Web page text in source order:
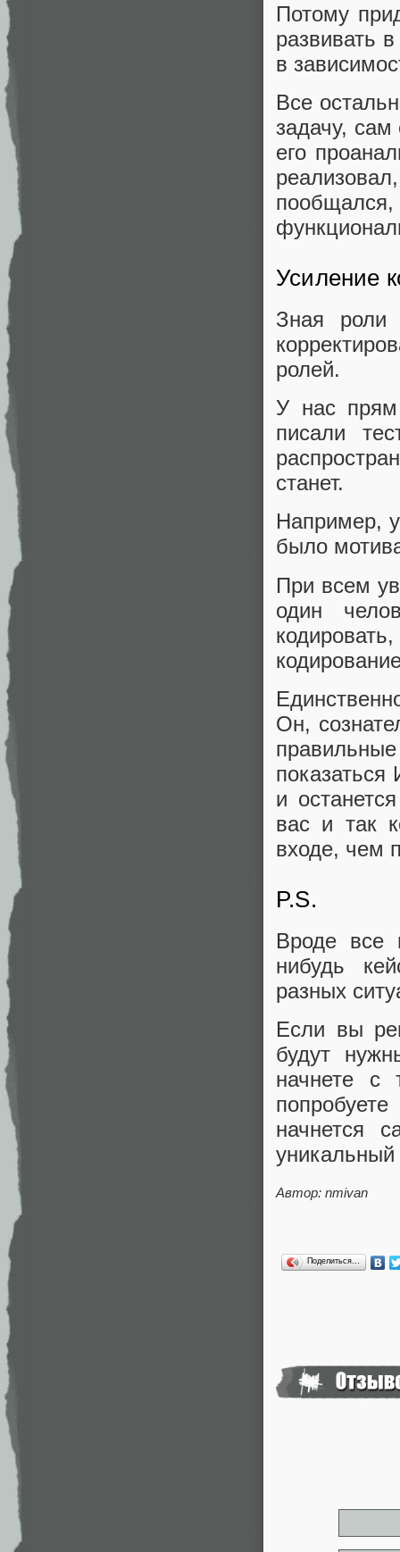
Потому
развивать
в
Все
задачу,
его
Усиление
Зная роли
ролей.
У нас
писали
станет.
Например,
было
При всем
один
Он,
правильные
и
вас и так
входе, чем
P.S.
Вроде все
нибудь
разных
Если вы
будут
начнете с
начнется
Автор: nmivan
Поделиться…